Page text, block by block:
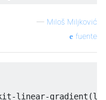
— Miloš Miljković
fuente
-linear-gradient (